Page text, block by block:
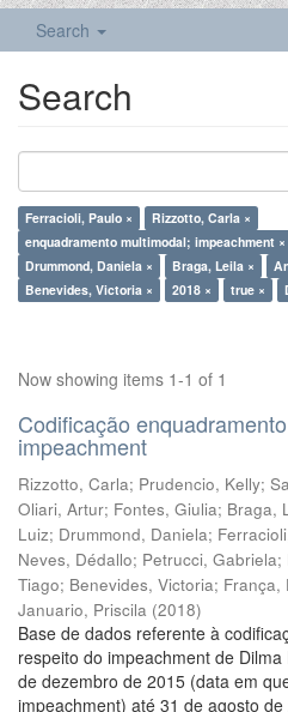
Search
Search
Ferracioli, Paulo ×
Rizzotto, Carla ×
enquadramento multimodal; impeachment ×
Drummond, Daniela ×
Braga, Leila ×
Benevides, Victoria ×
2018 × true ×
Now showing items 1-1 of 1
Codificação
impeachment
Rizzotto, Carla; Prudencio, Kelly;
Oliari, Artur; Fontes, Giulia; Braga,
Luiz; Drummond, Daniela;
Neves, Dédallo; Petrucci, Gabriela;
Tiago; Benevides, Victoria; França,
Januario, Priscila (2018)
Base de dados referente à
respeito do impeachment de
de dezembro de 2015 (data em
impeachment) até 31 de agosto de